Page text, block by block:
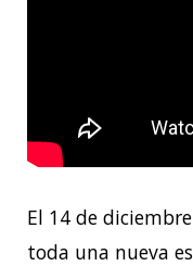
El 14 de
toda una nueva